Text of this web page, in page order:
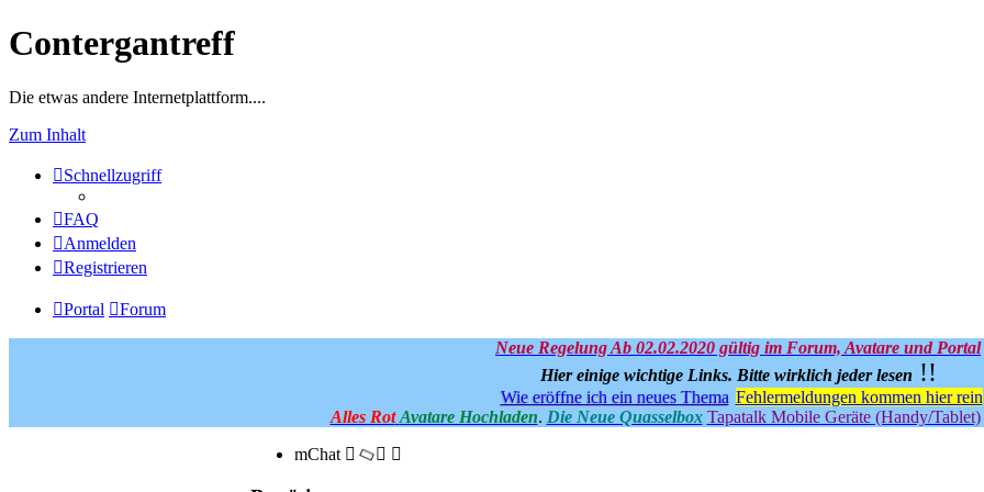
Contergantreff
Die etwas andere Internetplattform....
Zum Inhalt
Schnellzugriff
FAQ
Anmelden
Registrieren
Portal Forum
Neue Regelung Ab 02.02.2020 gültig im Forum, Avatare und Portal
Hier einige wichtige Links. Bitte wirklich jeder lesen !!
Wie eröffne ich ein neues Thema Fehlermeldungen kommen hier rein
Alles Rot Avatare Hochladen. Die Neue Quasselbox Tapatalk Mobile Geräte (Handy/Tablet)
mChat